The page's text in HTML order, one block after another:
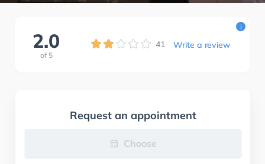
2.0
of 5
41 Write a review
i
Request an appointment
Choose